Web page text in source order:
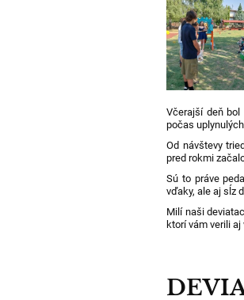
Včerajší deň
počas
Od návštevy
pred rokmi
Sú to práve
vďaky, ale aj sĺz
Milí naši
ktorí vám verili